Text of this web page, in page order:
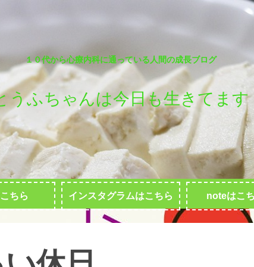
１０代から心療内科に通っている人間の成長ブログ
うふちゃんは今日も生きてます
ちら インスタグラムはこちら noteはこ